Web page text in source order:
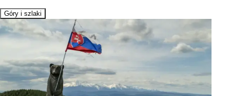
Góry i szlaki